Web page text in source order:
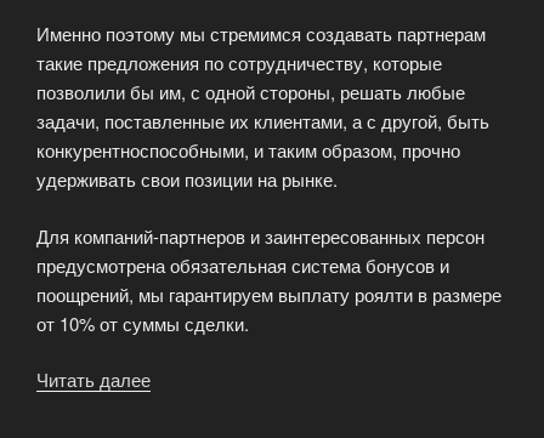
Именно поэтому мы стремимся создавать партнерам
такие предложения по сотрудничеству, которые
позволили бы им, с одной стороны, решать любые
задачи, поставленные их клиентами, а с другой, быть
конкурентноспособными, и таким образом, прочно
удерживать свои позиции на рынке.
Для компаний-партнеров и заинтересованных персон
предусмотрена обязательная система бонусов и
поощрений, мы гарантируем выплату роялти в размере
от 10% от суммы сделки.
Читать далее